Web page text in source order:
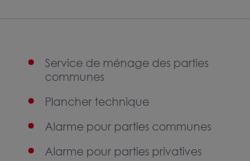
Service de ménage des parties
communes
Plancher technique
Alarme pour parties communes
Alarme pour parties privatives